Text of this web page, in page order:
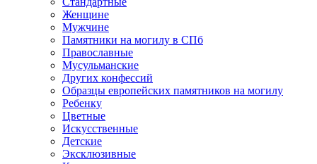
Женщине
Мужчине
Памятники на могилу в СПб
Православные
Мусульманские
Других конфессий
Образцы европейских памятников на могилу
Ребенку
Цветные
Искусственные
Детские
Эксклюзивные